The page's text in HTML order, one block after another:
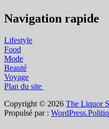
Navigation rapide
Lifestyle
Food
Mode
Beauté
Voyage
Plan du site
Copyright © 2026 The Liquor
Propulsé par : WordPress.